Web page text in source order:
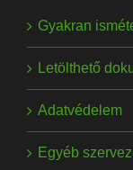
Gyakran
Letölthető
Adatvédelem
Egyéb